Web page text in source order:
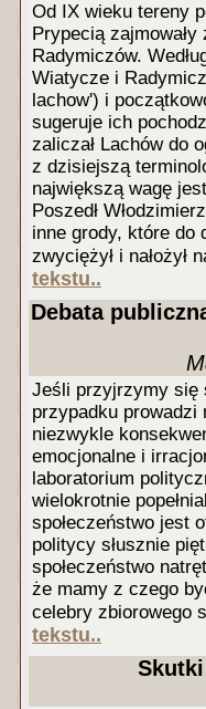
Od IX wieku tereny
Prypecią
Radymiczów.
Wiatycze i
lachow') i
sugeruje ich
zaliczał Lachów do
z dzisiejszą
największą wagę
Poszedł
inne grody, które do
zwyciężył i nałożył
tekstu..
Debata
Jeśli przyjrzymy się
przypadku
niezwykle
emocjonalne i
laboratorium
wielokrotnie
społeczeństwo jest
politycy słusznie
społeczeństwo
że mamy z czego
celebry zbiorowego
tekstu..